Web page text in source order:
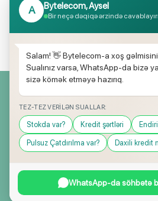
Endirimli məhsul
Mağazalarımızda mütəmadi
və hədiyyə
Yeniliklərimizdən ilk siz
A Bytelecom, Aysel
Bir neçə dəqiqə ərzində
Salam! 👋 Bytelecom-a xoş
Sualınız varsa, WhatsApp-da bizə
sizə kömək etməyə hazırıq.
TEZ-TEZ VERILƏN SUALLAR:
Stokda var? Kredit şərtləri
Pulsuz Çatdırılma var? Daxili kredit
WhatsApp-da söhbətə